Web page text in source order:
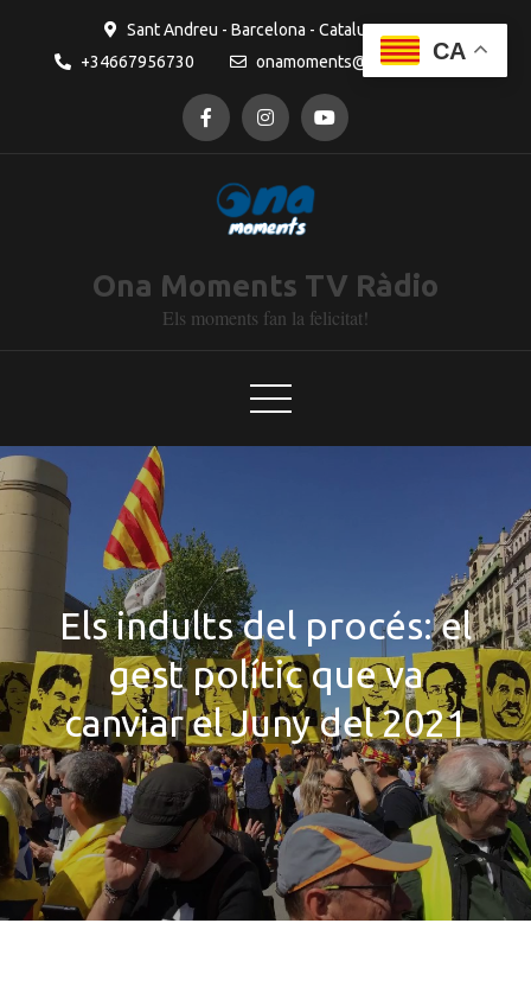
Sant Andreu - Barcelona - Catalunya
+34667956730
onamoments@gmail.com
Ona Moments TV Ràdio
Els moments fan la felicitat!
Els indults del procés: el
gest polític que va
canviar el Juny del 2021
CA